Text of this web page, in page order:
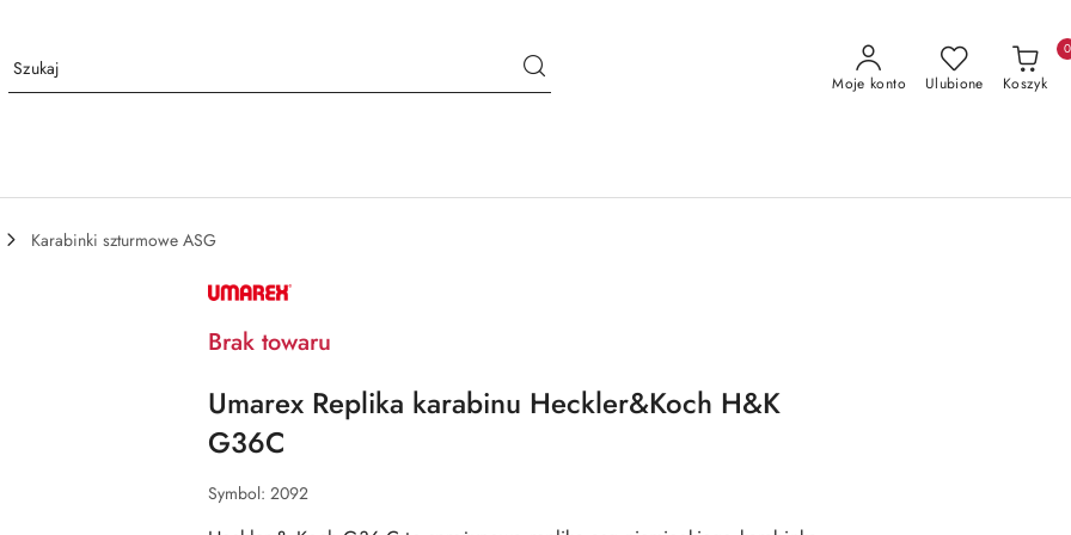
Moje konto Ulubione Koszyk
0
Karabinki szturmowe ASG
NAZWA
PRODUCENTA:
Brak towaru
Umarex Replika karabinu Heckler&Koch H&K
G36C
Symbol: 2092